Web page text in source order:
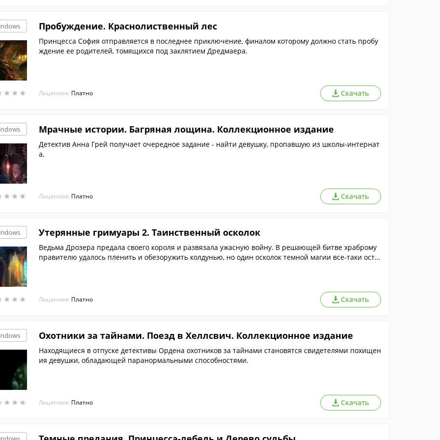
★ ★ ★
★ ★ ★
Пробуждение. Краснолиственный лес
Принцесса София отправляется в последнее приключение, финалом которому должно стать пробу
ждение ее родителей, томящихся под заклятием Дредмаера.
Лицензия: Платно Скачать
★ ★ ★
★ ★ ★
Мрачные истории. Багряная лощина. Коллекционное издание
Детектив Анна Грей получает очередное задание - найти девушку, пропавшую из школы-интернат
а.
Лицензия: Платно Скачать
★ ★ ★
★ ★ ★
Утерянные гримуары 2. Таинственный осколок
Ведьма Дрозера предала своего короля и развязала ужасную войну. В решающей битве храброму
правителю удалось пленить и обезоружить колдунью, но один осколок темной магии все-таки оста
Лицензия: Платно Скачать
★ ★ ★
★ ★ ★
Охотники за тайнами. Поезд в Хеллсвич. Коллекционное издание
Находящиеся в отпуске детективы Ордена охотников за тайнами становятся свидетелями похищен
ия девушки, обладающей паранормальными способностями.
Лицензия: Платно Скачать